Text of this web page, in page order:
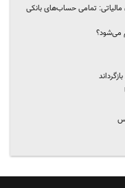
تمامی حساب‌های بانکی
می‌شود؟